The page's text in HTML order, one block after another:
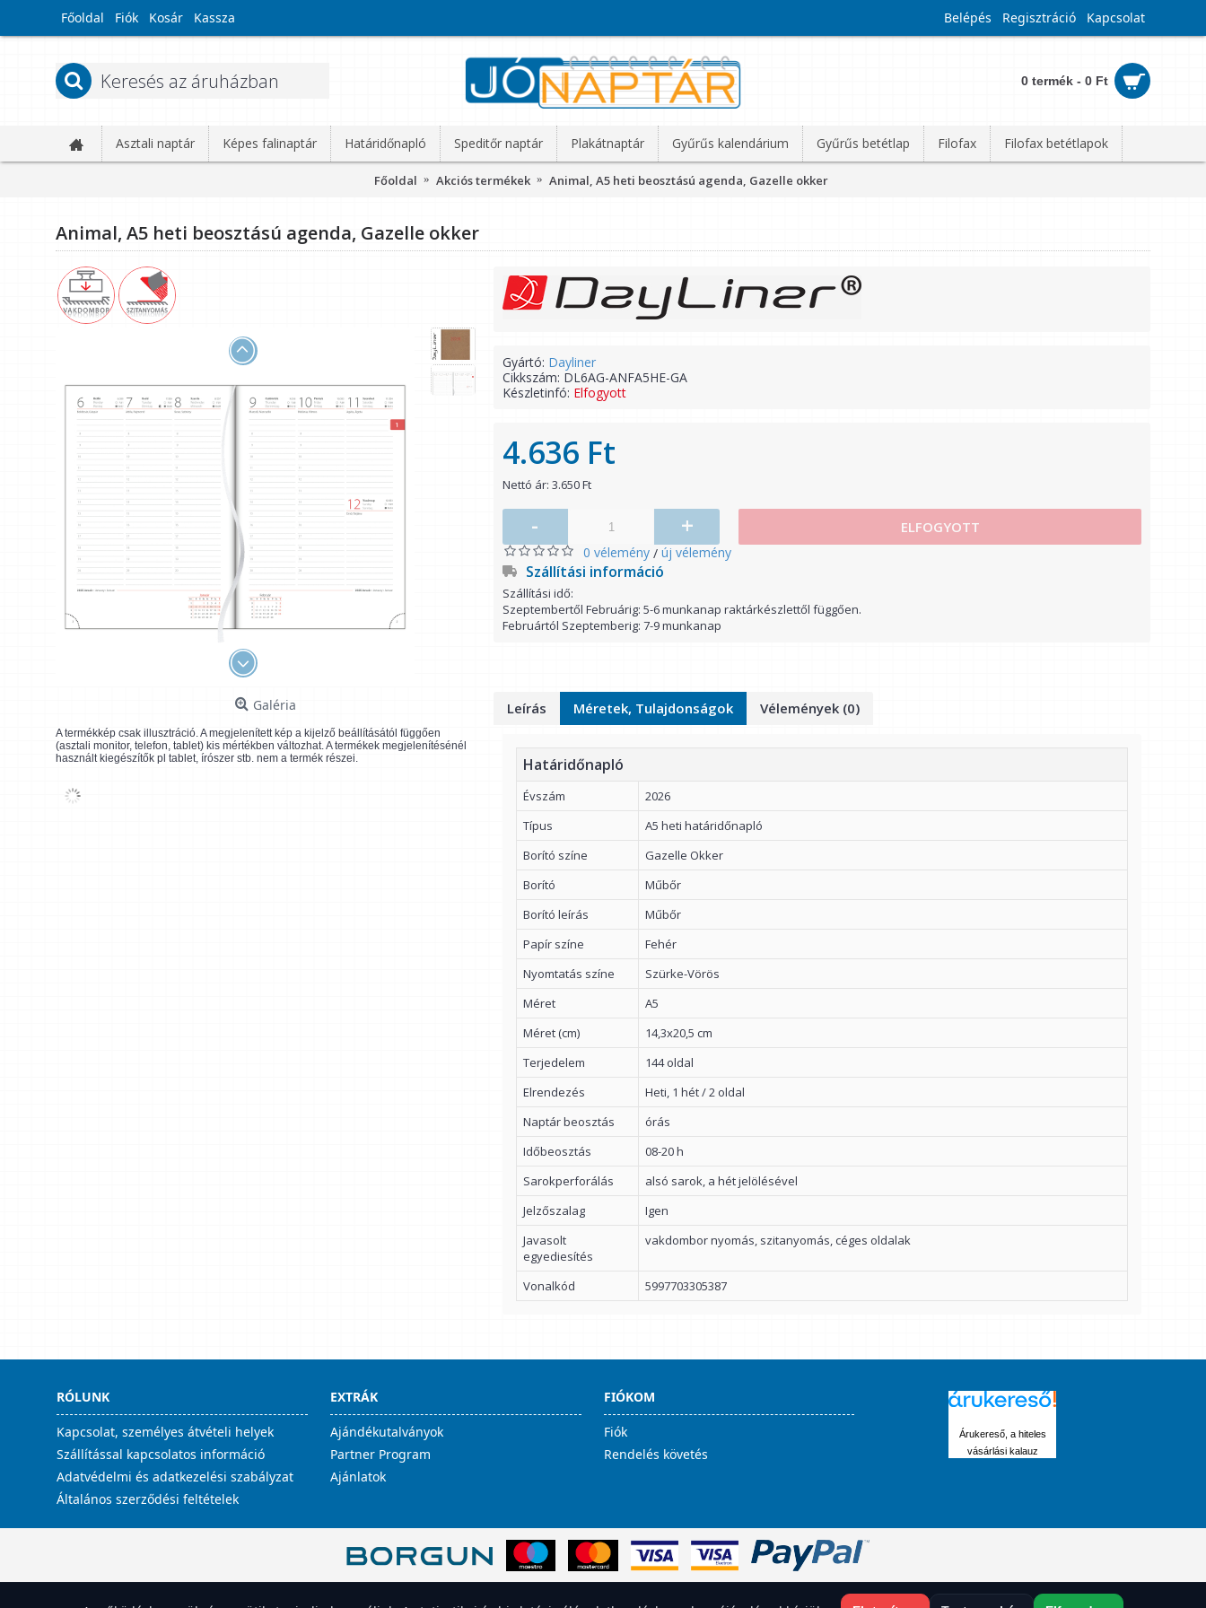
Főoldal Fiók Kosár Kassza Belépés Regisztráció Kapcsolat
0 termék - 0 Ft
Asztali naptár Képes falinaptár Határidőnapló Speditőr naptár Plakátnaptár Gyűrűs kalendárium Gyűrűs betétlap Filofax Filofax betétlapok
Főoldal Akciós termékek Animal, A5 heti beosztású agenda, Gazelle okker
Animal, A5 heti beosztású agenda, Gazelle okker
Galéria
A termékkép csak illusztráció. A megjelenített kép a kijelző beállításától függően
(asztali monitor, telefon, tablet) kis mértékben változhat. A termékek megjelenítésénél
használt kiegészítők pl tablet, írószer stb. nem a termék részei.
Gyártó: Dayliner
Cikkszám: DL6AG-ANFA5HE-GA
Készletinfó: Elfogyott
4.636 Ft
Nettó ár: 3.650 Ft
- + ELFOGYOTT
0 vélemény / új vélemény
Szállítási információ
Szállítási idő:
Szeptembertől Februárig: 5-6 munkanap raktárkészlettől függően.
Februártól Szeptemberig: 7-9 munkanap
Leírás Méretek, Tulajdonságok Vélemények (0)
Határidőnapló
Évszám
2026
Típus
A5 heti határidőnapló
Borító színe
Gazelle Okker
Borító
Műbőr
Borító leírás
Műbőr
Papír színe
Fehér
Nyomtatás színe
Szürke-Vörös
Méret
A5
Méret (cm)
14,3x20,5 cm
Terjedelem
144 oldal
Elrendezés
Heti, 1 hét / 2 oldal
Naptár beosztás
órás
Időbeosztás
08-20 h
Sarokperforálás
alsó sarok, a hét jelölésével
Jelzőszalag
Igen
Javasolt
egyediesítés
vakdombor nyomás, szitanyomás, céges oldalak
Vonalkód 5997703305387
RÓLUNK
Kapcsolat, személyes átvételi helyek
Szállítással kapcsolatos információ
Adatvédelmi és adatkezelési szabályzat
Általános szerződési feltételek
EXTRÁK
Ajándékutalványok
Partner Program
Ajánlatok
FIÓKOM
Fiók
Rendelés követés
Árukereső, a hiteles
vásárlási kalauz